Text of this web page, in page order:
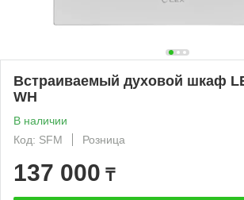
Встраиваемый духовой шкаф
WH
В наличии
Код: SFM
Розница
137 000 ₸